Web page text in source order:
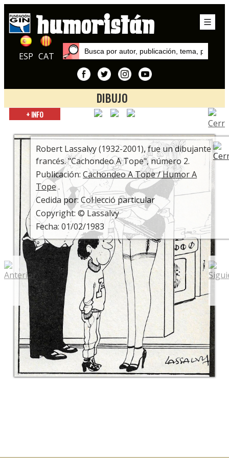
ESP CAT
DIBUJO
Inicio
Cachondeo A Tope / Humor A Tope
+ INFO
Robert Lassalvy (1932-2001), fue un dibujante
francés. "Cachondeo A Tope", número 2.
Publicación:Cachondeo A Tope / Humor A
Tope.
Cedida por: Col·lecció particular
Copyright: © Lassalvy
Fecha: 01/02/1983